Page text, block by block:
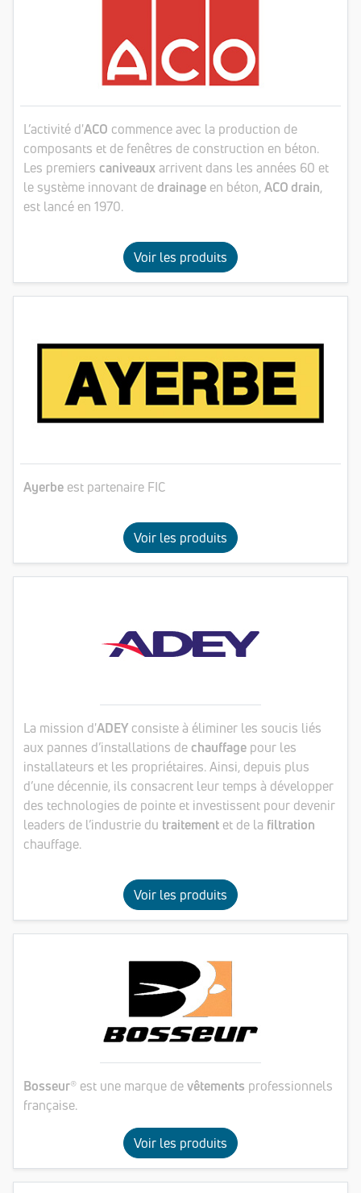
L’activité d'ACO commence avec la production de
composants et de fenêtres de construction en béton.
Les premiers caniveauxarrivent dans les années 60 et
le système innovant de drainage en béton, ACO drain,
est lancé en 1970.
Voir les produits
Ayerbe est partenaire FIC
Voir les produits
La mission d'ADEY consiste à éliminer les soucis liés
aux pannes d’installations de chauffage pour les
installateurs et les propriétaires. Ainsi, depuis plus
d’une décennie, ils consacrent leur temps à développer
des technologies de pointe et investissent pour devenir
leaders de l’industrie du traitement et de la filtration
chauffage.
Voir les produits
Bosseur® est une marque devêtements professionnels
française.
Voir les produits